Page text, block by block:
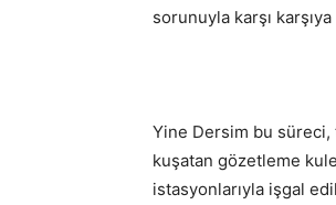
sorunuyla karşı karşıya
Yine Dersim bu süreci,
kuşatan gözetleme
istasyonlarıyla işgal